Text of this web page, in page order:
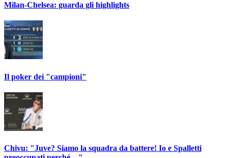
Milan-Chelsea: guarda gli highlights
Il poker dei "campioni"
Chivu: "Juve? Siamo la squadra da battere! Io e Spalletti